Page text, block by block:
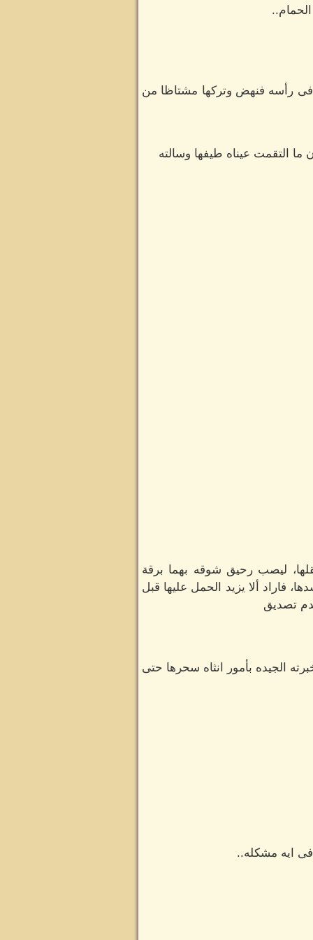
رأسه فنهض وتركها مشتاظا من
التقمت عيناه طيفها وسالته
ليصب رحيق شوقه بهما برقة
فاراد ألا يزيد الحمل عليها قبل
تصديق
الجيده بأمور انثاه سحرها حتى
ايه مشكله..